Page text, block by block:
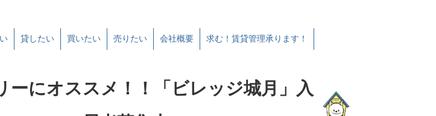
貸したい 買いたい 売りたい 会社概要 求む！賃貸管理承ります！
ーにオススメ！！「ビレッジ城月」入